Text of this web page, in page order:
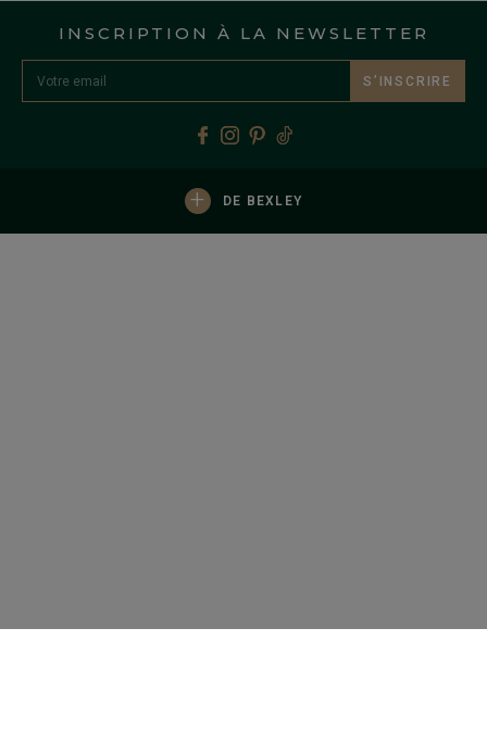
INSCRIPTION À LA NEWSLETTER
S’INSCRIRE
+ DE BEXLEY